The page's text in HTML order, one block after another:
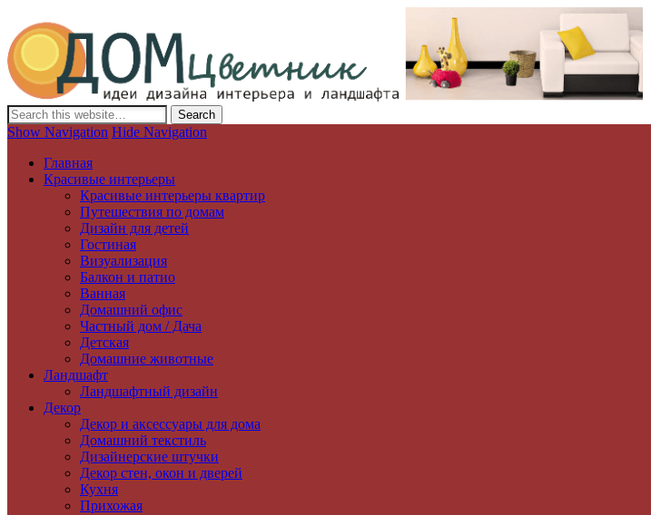
Дизайн интерьера и ландшафта, декор и обустройство дома. Идеи со всего мира.
Show Navigation Hide Navigation
Главная
Красивые интерьеры
Красивые интерьеры квартир
Путешествия по домам
Дизайн для детей
Гостиная
Визуализация
Балкон и патио
Ванная
Домашний офис
Частный дом / Дача
Детская
Домашние животные
Ландшафт
Ландшафтный дизайн
Декор
Декор и аксессуары для дома
Домашний текстиль
Дизайнерские штучки
Декор стен, окон и дверей
Кухня
Прихожая